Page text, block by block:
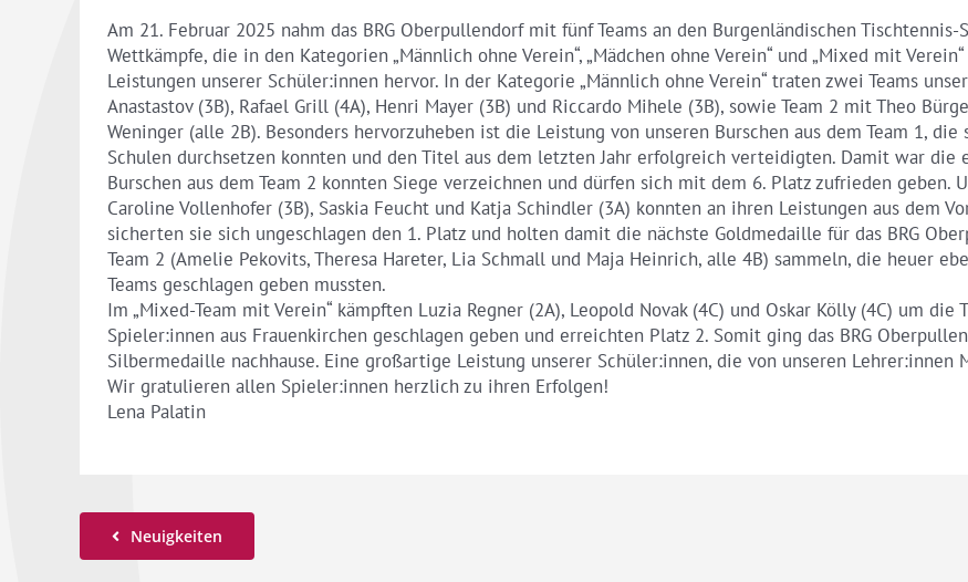
Am 21. Februar 2025 nahm das BRG Oberpullendorf mit fünf Teams an den Burgenländischen
Wettkämpfe, die in den Kategorien „Männlich ohne Verein“, „Mädchen ohne Verein“ und „Mixed mit
Leistungen unserer Schüler:innen hervor. In der Kategorie „Männlich ohne Verein“ traten zwei Teams
Anastastov (3B), Rafael Grill (4A), Henri Mayer (3B) und Riccardo Mihele (3B), sowie Team 2 mit Theo
Weninger (alle 2B). Besonders hervorzuheben ist die Leistung von unseren Burschen aus dem Team 1,
Schulen durchsetzen konnten und den Titel aus dem letzten Jahr erfolgreich verteidigten. Damit war die
Burschen aus dem Team 2 konnten Siege verzeichnen und dürfen sich mit dem 6. Platz zufrieden geben.
Caroline Vollenhofer (3B), Saskia Feucht und Katja Schindler (3A) konnten an ihren Leistungen aus dem
sicherten sie sich ungeschlagen den 1. Platz und holten damit die nächste Goldmedaille für das BRG
Team 2 (Amelie Pekovits, Theresa Hareter, Lia Schmall und Maja Heinrich, alle 4B) sammeln, die heuer
Teams geschlagen geben mussten.
Im „Mixed-Team mit Verein“ kämpften Luzia Regner (2A), Leopold Novak (4C) und Oskar Kölly (4C) um
Spieler:innen aus Frauenkirchen geschlagen geben und erreichten Platz 2. Somit ging das BRG
Silbermedaille nachhause. Eine großartige Leistung unserer Schüler:innen, die von unseren Lehrer:innen
Wir gratulieren allen Spieler:innen herzlich zu ihren Erfolgen!
Lena Palatin
Neuigkeiten